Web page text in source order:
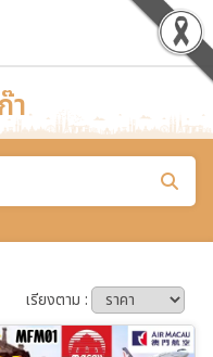
า
ทัวร์
เรียงตาม :